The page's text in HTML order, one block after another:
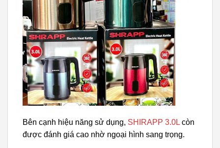
Bên cạnh hiệu năng sử dụng, SHIRAPP 3.0L còn
được đánh giá cao nhờ ngoại hình sang trọng.